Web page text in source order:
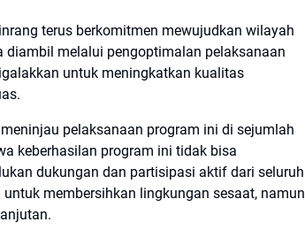
terus berkomitmen mewujudkan wilayah
melalui pengoptimalan pelaksanaan
untuk meningkatkan kualitas
pelaksanaan program ini di sejumlah
keberhasilan program ini tidak bisa
dukungan dan partisipasi aktif dari seluruh
membersihkan lingkungan sesaat, namun